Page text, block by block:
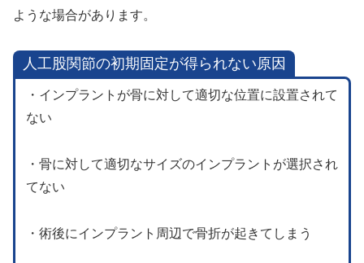
ような場合があります。
人工股関節の初期固定が得られない原因
・インプラントが骨に対して適切な位置に設置されて
ない
・骨に対して適切なサイズのインプラントが選択され
てない
・術後にインプラント周辺で骨折が起きてしまう